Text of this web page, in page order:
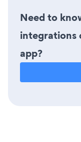
Need to
integrations
app?